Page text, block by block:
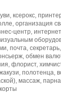
ксерокс,
организация
центр,
почта,
обмен
флорист,
полотенца,
массаж,